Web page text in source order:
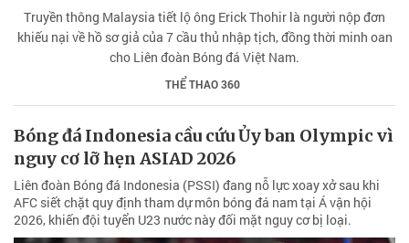
Truyền thông Malaysia tiết lộ ông Erick Thohir là người nộp đơn
khiếu nại về hồ sơ giả của 7 cầu thủ nhập tịch, đồng thời minh oan
cho Liên đoàn Bóng đá Việt Nam.
THỂ THAO 360
Bóng đá Indonesia cầu cứu Ủy ban Olympic vì
nguy cơ lỡ hẹn ASIAD 2026
Liên đoàn Bóng đá Indonesia (PSSI) đang nỗ lực xoay xở sau khi
AFC siết chặt quy định tham dự môn bóng đá nam tại Á vận hội
2026, khiến đội tuyển U23 nước này đối mặt nguy cơ bị loại.